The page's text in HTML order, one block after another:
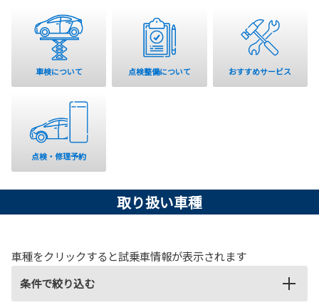
2025-09-10
安積店オープン記念イベント開催！
９月２０日（土）・
間、グランドオープンを記念して、ワク
ワクいっぱいのイベントを開催いたします！
一例）
🥕 ジップロック袋いっぱいに楽しめる【野菜詰め放題】
🧻 バランス感覚が試される【トイレットペーパー積み上げゲーム】
🍬 お子さまに大人気【駄菓子の詰め放題】
ぜひ「安積店」へ遊びにいらしてください！
※本イベントは「安積店」のみで開催いたします。
車検について 点検整備について おすすめサービス
点検・修理予約
取り扱い車種
車種をクリックすると試乗車情報が表示されます
条件で絞り込む